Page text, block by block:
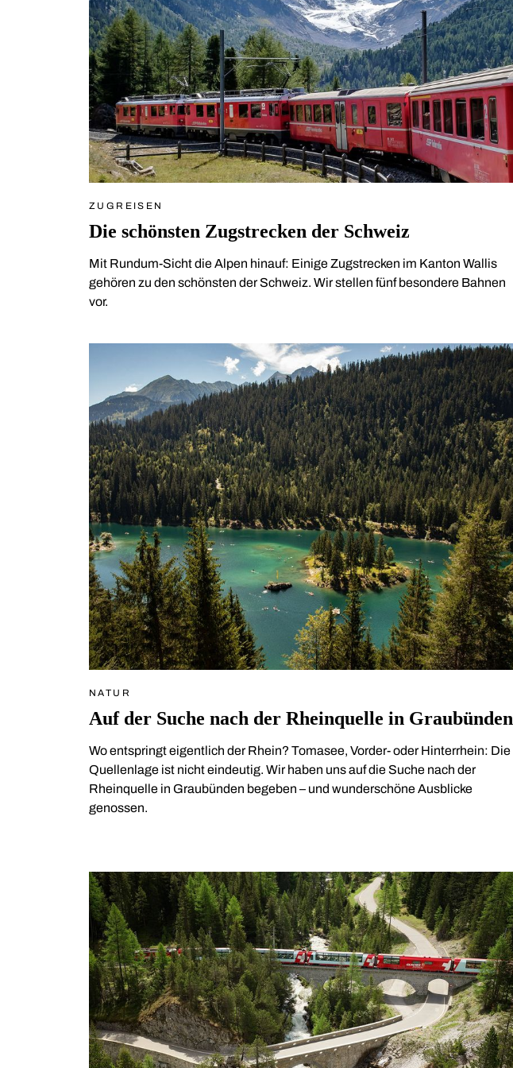
ZUGREISEN
Die schönsten Zugstrecken der Schweiz
Mit Rundum-Sicht die Alpen hinauf: Einige Zugstrecken im Kanton Wallis
gehören zu den schönsten der Schweiz. Wir stellen fünf besondere Bahnen
vor.
NATUR
Auf der Suche nach der Rheinquelle in Graubünden
Wo entspringt eigentlich der Rhein? Tomasee, Vorder- oder Hinterrhein: Die
Quellenlage ist nicht eindeutig. Wir haben uns auf die Suche nach der
Rheinquelle in Graubünden begeben – und wunderschöne Ausblicke
genossen.